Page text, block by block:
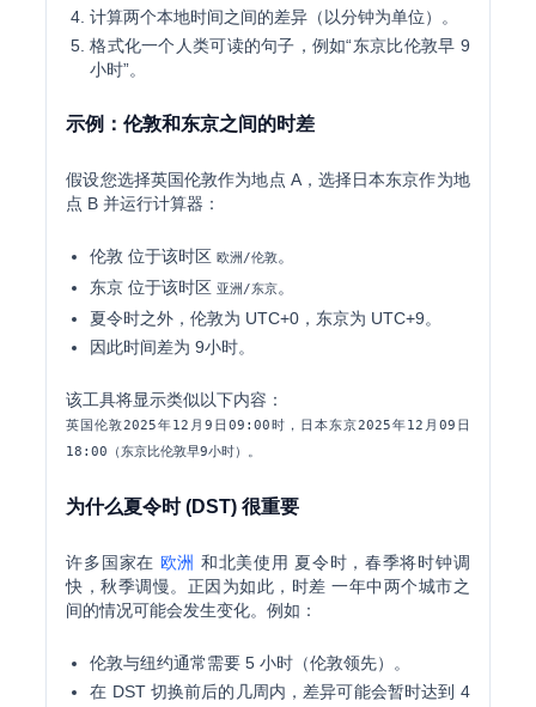
计算两个本地时间之间的差异（以分钟为单位）。
格式化一个人类可读的句子，例如“东京比伦敦早 9
小时”。
示例：伦敦和东京之间的时差
假设您选择英国伦敦作为地点 A，选择日本东京作为地
点 B 并运行计算器：
伦敦 位于该时区欧洲/伦敦。
东京 位于该时区 亚洲/东京。
夏令时之外，伦敦为 UTC+0，东京为 UTC+9。
因此时间差为9小时。
该工具将显示类似以下内容：
英国伦敦2025年12月9日09:00时，日本东京2025年12月09日
18:00（东京比伦敦早9小时）。
为什么夏令时 (DST) 很重要
许多国家在 欧洲 和北美使用 夏令时，春季将时钟调
快，秋季调慢。正因为如此，时差 一年中两个城市之
间的情况可能会发生变化。例如：
伦敦与纽约通常需要 5 小时（伦敦领先）。
在 DST 切换前后的几周内，差异可能会暂时达到 4